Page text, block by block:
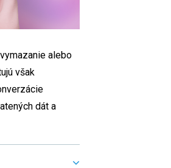
alebo
však
dát a